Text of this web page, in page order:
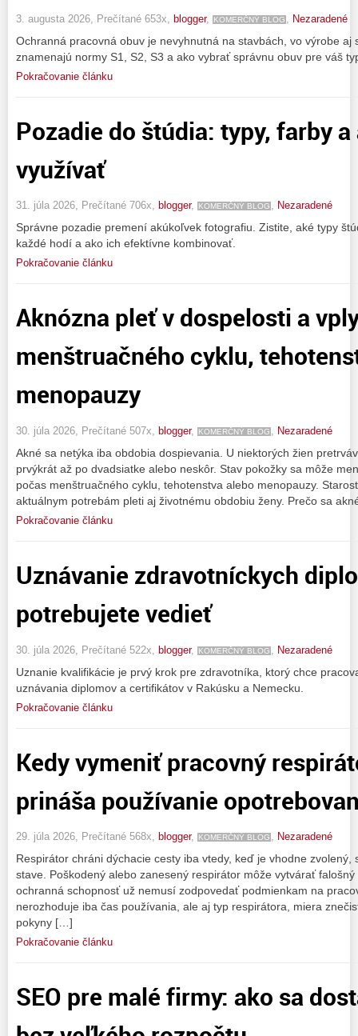
3. augusta 2026, Prečítané 653x, blogger, KOMERČNÝ BLOG Nezaradené
Ochranná pracovná obuv je nevyhnutná na stavbách, vo výrobe aj
znamenajú normy S1, S2, S3 a ako vybrať správnu obuv pre váš
Pokračovanie článku
Pozadie do štúdia: typy, farby
využívať
31. júla 2026, Prečítané 706x, blogger, KOMERČNÝ BLOG , Nezaradené
Správne pozadie premení akúkoľvek fotografiu. Zistite, aké typy
každé hodí a ako ich efektívne kombinovať.
Pokračovanie článku
Aknózna pleť v dospelosti a
menštruačného cyklu,
menopauzy
30. júla 2026, Prečítané 507x, blogger, KOMERČNÝ BLOG Nezaradené
Akné sa netýka iba obdobia dospievania. U niektorých žien
prvýkrát až po dvadsiatke alebo neskôr. Stav pokožky sa môže
počas menštruačného cyklu, tehotenstva alebo menopauzy.
aktuálnym potrebám pleti aj životnému obdobiu ženy. Prečo sa
Pokračovanie článku
Uznávanie zdravotníckych
potrebujete vedieť
30. júla 2026, Prečítané 522x, blogger, KOMERČNÝ BLOG Nezaradené
Uznanie kvalifikácie je prvý krok pre zdravotníka, ktorý chce
uznávania diplomov a certifikátov v Rakúsku a Nemecku.
Pokračovanie článku
Kedy vymeniť pracovný
prináša používanie
29. júla 2026, Prečítané 568x, blogger, KOMERČNÝ BLOG , Nezaradené
Respirátor chráni dýchacie cesty iba vtedy, keď je vhodne
stave. Poškodený alebo zanesený respirátor môže vytvárať
ochranná schopnosť už nemusí zodpovedať podmienkam na
nerozhoduje iba čas používania, ale aj typ respirátora, miera
pokyny […]
Pokračovanie článku
SEO pre malé firmy: ako sa